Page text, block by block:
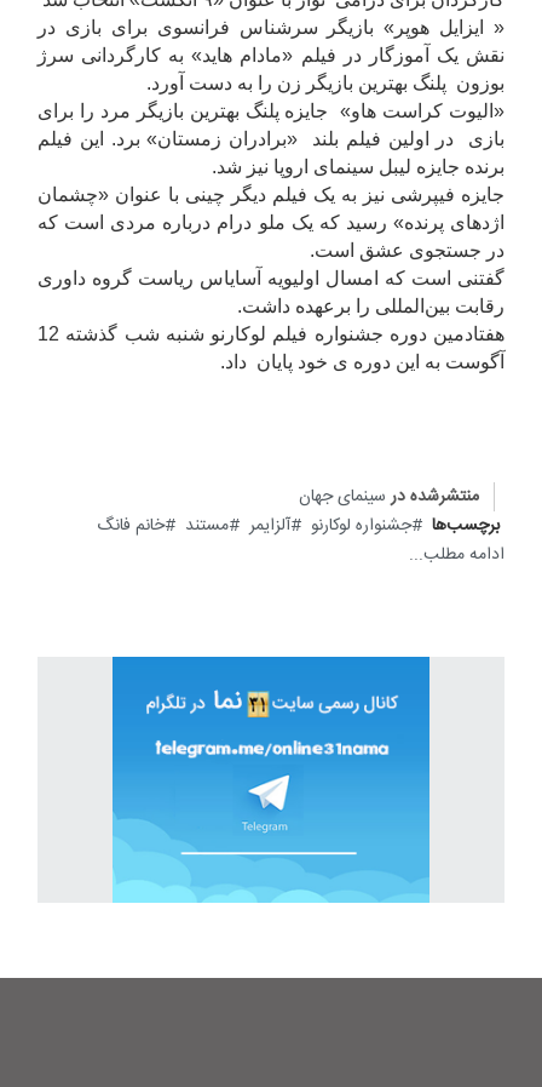
« ایزایل هوپر» بازیگر سرشناس فرانسوی برای بازی در
نقش یک آموزگار در فیلم «مادام هاید» به کارگردانی سرژ
بوزون پلنگ بهترین بازیگر زن را به دست آورد.
«الیوت کراست هاو» جایزه پلنگ بهترین بازیگر مرد را برای
بازی در اولین فیلم بلند «برادران زمستان» برد. این فیلم
برنده جایزه لیبل سینمای اروپا نیز شد.
جایزه فیپرشی نیز به یک فیلم دیگر چینی با عنوان «چشمان
اژدهای پرنده» رسید که یک ملو درام درباره مردی است که
در جستجوی عشق است.
گفتنی است که امسال اولیویه آسایاس ریاست گروه داوری
رقابت بین‌المللی را برعهده داشت.
هفتادمین دوره جشنواره فیلم لوکارنو شنبه شب گذشته 12
آگوست به این دوره ی خود پایان داد.
منتشرشده در سینمای جهان
برچسب‌ها
جشنواره لوکارنو آلزایمر مستند
خانم فانگ
ادامه مطلب...